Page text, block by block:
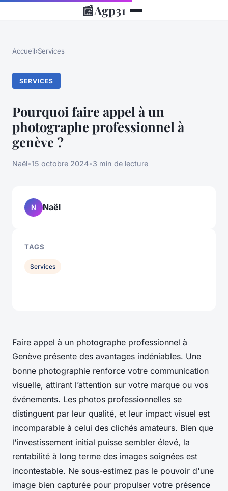
📰Agp31
Accueil›Services
SERVICES
Pourquoi faire appel à un
photographe professionnel à
genève ?
Naël•15 octobre 2024•3 min de lecture
Faire appel à un photographe professionnel à
Genève présente des avantages indéniables. Une
bonne photographie renforce votre communication
visuelle, attirant l’attention sur votre marque ou vos
événements. Les photos professionnelles se
distinguent par leur qualité, et leur impact visuel est
incomparable à celui des clichés amateurs. Bien que
l'investissement initial puisse sembler élevé, la
rentabilité à long terme des images soignées est
incontestable. Ne sous-estimez pas le pouvoir d'une
image bien capturée pour propulser votre présence
N Naël
TAGS
Services